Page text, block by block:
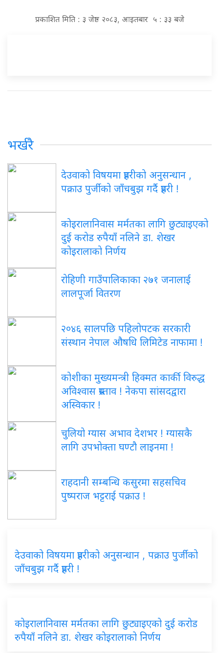
प्रकाशित मिति : ३ जेष्ठ २०८३, आइतबार ५ : ३३ बजे
भर्खरै
देउवाको विषयमा प्रहरीको अनुसन्धान ,
पक्राउ पुर्जीको जाँचबुझ गर्दै प्रहरी !
कोइरालानिवास मर्मतका लागि छुट्याइएको
दुई करोड रुपैयाँ नलिने डा. शेखर
कोइरालाको निर्णय
रोहिणी गाउँपालिकाका २७१ जनालाई
लालपूर्जा वितरण
२०४६ सालपछि पहिलोपटक सरकारी
संस्थान नेपाल औषधि लिमिटेड नाफामा !
कोशीका मुख्यमन्त्री हिक्मत कार्की विरुद्ध
अविश्वास प्रस्ताव ! नेकपा सांसदद्वारा
अस्विकार !
चुलियो ग्यास अभाव देशभर ! ग्यासकै
लागि उपभोक्ता घण्टौ लाइनमा !
राहदानी सम्बन्धि कसुरमा सहसचिव
पुष्पराज भट्टराई पक्राउ !
देउवाको विषयमा प्रहरीको अनुसन्धान , पक्राउ पुर्जीको
जाँचबुझ गर्दै प्रहरी !
कोइरालानिवास मर्मतका लागि छुट्याइएको दुई करोड
रुपैयाँ नलिने डा. शेखर कोइरालाको निर्णय